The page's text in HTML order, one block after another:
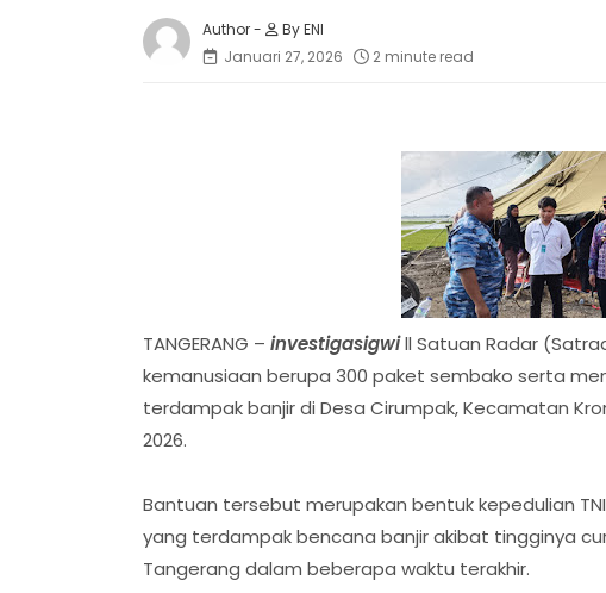
By ENI
Januari 27, 2026
2 minute read
TANGERANG – investigasigwill Satuan Radar
kemanusiaan berupa 300 paket sembako serta
terdampak banjir di Desa Cirumpak, Kecamatan
2026.
‎Bantuan tersebut merupakan bentuk kepedulian
yang terdampak bencana banjir akibat tingginya
Tangerang dalam beberapa waktu terakhir.